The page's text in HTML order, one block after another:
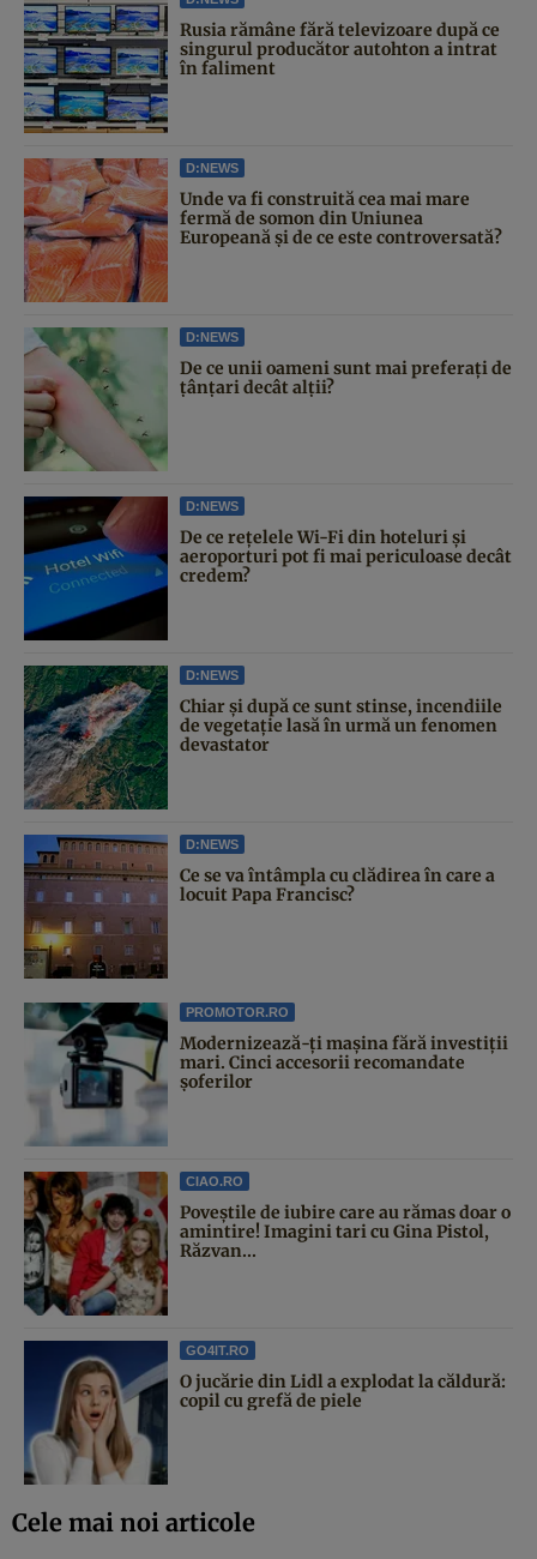
Rusia rămâne fără televizoare după ce
singurul producător autohton a intrat
în faliment
D:NEWS
Unde va fi construită cea mai mare
fermă de somon din Uniunea
Europeană și de ce este controversată?
D:NEWS
De ce unii oameni sunt mai preferați de
țânțari decât alții?
D:NEWS
De ce rețelele Wi-Fi din hoteluri și
aeroporturi pot fi mai periculoase decât
credem?
D:NEWS
Chiar și după ce sunt stinse, incendiile
de vegetație lasă în urmă un fenomen
devastator
D:NEWS
Ce se va întâmpla cu clădirea în care a
locuit Papa Francisc?
PROMOTOR.RO
Modernizează-ți mașina fără investiții
mari. Cinci accesorii recomandate
șoferilor
CIAO.RO
Poveştile de iubire care au rămas doar o
amintire! Imagini tari cu Gina Pistol,
Răzvan...
GO4IT.RO
O jucărie din Lidl a explodat la căldură:
copil cu grefă de piele
Cele mai noi articole